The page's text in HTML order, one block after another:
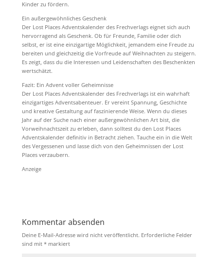
Kinder zu fördern.
Ein außergewöhnliches Geschenk
Der Lost Places Adventskalender des Frechverlags eignet sich auch
hervorragend als Geschenk. Ob für Freunde, Familie oder dich
selbst, er ist eine einzigartige Möglichkeit, jemandem eine Freude zu
bereiten und gleichzeitig die Vorfreude auf Weihnachten zu steigern.
Es zeigt, dass du die Interessen und Leidenschaften des Beschenkten
wertschätzt.
Fazit: Ein Advent voller Geheimnisse
Der Lost Places Adventskalender des Frechverlags ist ein wahrhaft
einzigartiges Adventsabenteuer. Er vereint Spannung, Geschichte
und kreative Gestaltung auf faszinierende Weise. Wenn du dieses
Jahr auf der Suche nach einer außergewöhnlichen Art bist, die
Vorweihnachtszeit zu erleben, dann solltest du den Lost Places
Adventskalender definitiv in Betracht ziehen. Tauche ein in die Welt
des Vergessenen und lasse dich von den Geheimnissen der Lost
Places verzaubern.
Anzeige
Kommentar absenden
Deine E-Mail-Adresse wird nicht veröffentlicht. Erforderliche Felder
sind mit *markiert